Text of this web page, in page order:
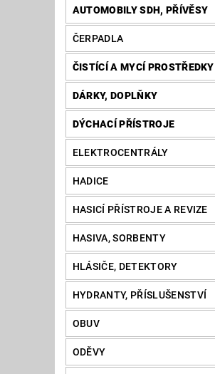
AUTOMOBILY SDH, PŘÍVĚSY
ČERPADLA
ČISTÍCÍ A MYCÍ PROSTŘEDKY
DÁRKY, DOPLŇKY
DÝCHACÍ PŘÍSTROJE
ELEKTROCENTRÁLY
HADICE
HASICÍ PŘÍSTROJE A REVIZE
HASIVA, SORBENTY
HLÁSIČE, DETEKTORY
HYDRANTY, PŘÍSLUŠENSTVÍ
OBUV
ODĚVY